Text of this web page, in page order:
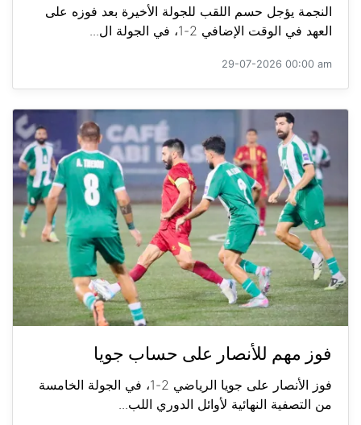
النجمة يؤجل حسم اللقب للجولة الأخيرة بعد فوزه على
العهد في الوقت الإضافي 2-1، في الجولة ال...
29-07-2026 00:00 am
فوز مهم للأنصار على حساب جويا
فوز الأنصار على جويا الرياضي 2-1، في الجولة الخامسة
من التصفية النهائية لأوائل الدوري اللب...